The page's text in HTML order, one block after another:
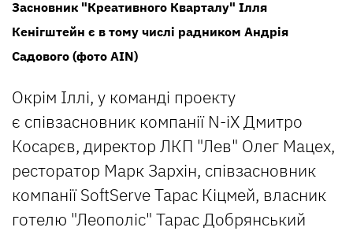
Засновник "Креативного Кварталу" Ілля
Кенігштейн є в тому числі радником Андрія
Садового (фото AIN)
Окрім Іллі, у команді проекту
є співзасновник компанії N-iX Дмитро
Косарєв, директор ЛКП "Лев" Олег Мацех,
ресторатор Марк Зархін, співзасновник
компанії SoftServe Тарас Кіцмей, власник
готелю "Леополіс" Тарас Добрянський